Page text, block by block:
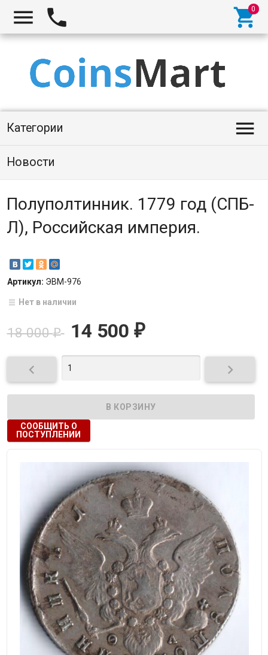
  
Категории 
Новости
Полуполтинник. 1779 год (СПБ-
ѲЛ), Российская империя.
Артикул: ЭВМ-976
Нет в наличии
18 000₽ 14 500 ₽
 
СООБЩИТЬ О
ПОСТУПЛЕНИИ